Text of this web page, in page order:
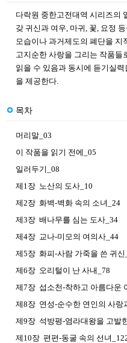
다락원 중한고전대역 시리즈의
갖 귀신과 여우, 마귀, 꽃, 요정
모습이나 과거제도의 폐단을 지
고지순한 사랑을 그리는 작품들
읽을 수 있음과 동시에 듣기실
을 제공한다.
목차
머리말_03
이 작품을 읽기 전에_05
일러두기_08
제1장 노산의 도사_10
제2장 화벽-벽화 속의 소녀_24
제3장 배나무를 심는 도사_34
제4장 교나-미모의 여의사_44
제5장 화피-사람 가죽을 쓴 귀신
제6장 오리털이 난 사내_78
제7장 섭소천-착하고 아름다운
제8장 연성-순수한 연인의 사랑
제9장 석방평-염라대왕을 고발
제10장 편편-동굴 속의 선녀